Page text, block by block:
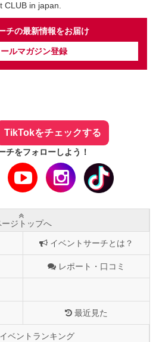
CLUB in japan.
チの最新情報をお届け
ールマガジン登録
TikTokをチェックする
チをフォローしよう！
ージトップへ
イベントサーチとは？
レポート・口コミ
最近見た
ベントランキング